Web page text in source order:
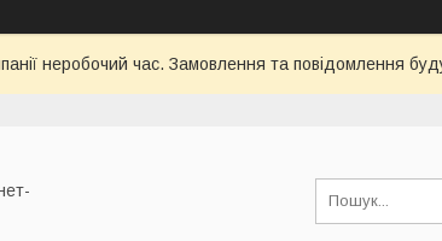
неробочий час. Замовлення та повідомлення